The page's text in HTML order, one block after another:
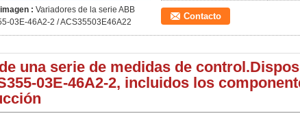
: Variadores de la serie ABB
03E-46A2-2 / ACS35503E46A22
Contacto
una serie de medidas de control.
03E-46A2-2, incluidos los